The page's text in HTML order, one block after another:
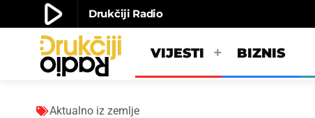
play_arrow Drukčiji Radio
play_arrow Drukčiji radioVIJESTI BIZNIS
Aktualno iz zemlje